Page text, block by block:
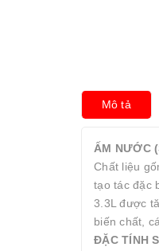
Mô tả
ẤM NƯỚC
Chất liệu
tạo tác đặc
3.3L được
biến chất,
ĐẶC TÍNH